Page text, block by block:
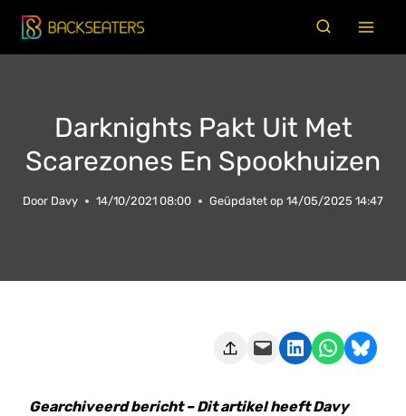
Doorgaan
naar
Darknights Pakt Uit Met
Scarezones En Spookhuizen
Door Davy 14/10/2021 08:00 Geüpdatet op 14/05/2025 14:47
Deze pagina e-mailen Delen op LinkedIn Delen via WhatsApp Share on Bluesky
Gearchiveerd bericht – Dit artikel heeft Davy